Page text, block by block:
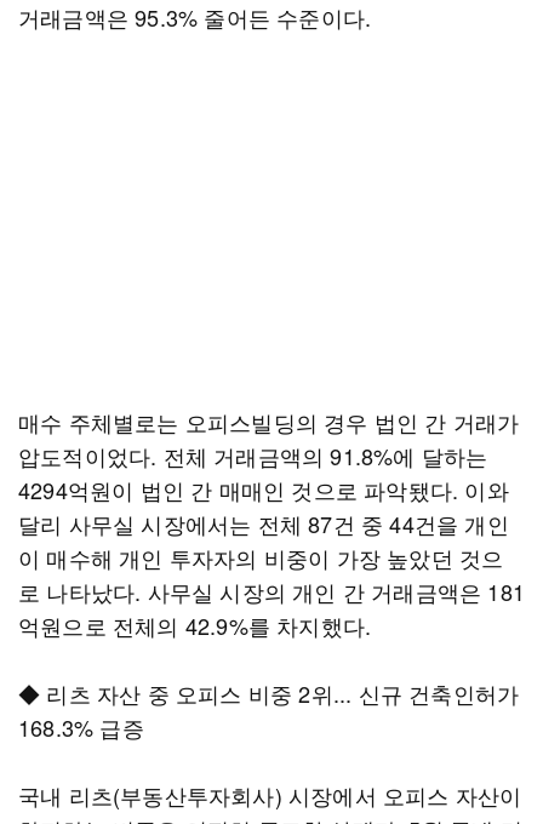
거래금액은 95.3% 줄어든 수준이다.
매수 주체별로는 오피스빌딩의 경우 법인 간 거래가
압도적이었다. 전체 거래금액의 91.8%에 달하는
4294억원이 법인 간 매매인 것으로 파악됐다. 이와
달리 사무실 시장에서는 전체 87건 중 44건을 개인
이 매수해 개인 투자자의 비중이 가장 높았던 것으
로 나타났다. 사무실 시장의 개인 간 거래금액은 181
억원으로 전체의 42.9%를 차지했다.
◆ 리츠 자산 중 오피스 비중 2위... 신규 건축인허가
168.3% 급증
국내 리츠(부동산투자회사) 시장에서 오피스 자산이